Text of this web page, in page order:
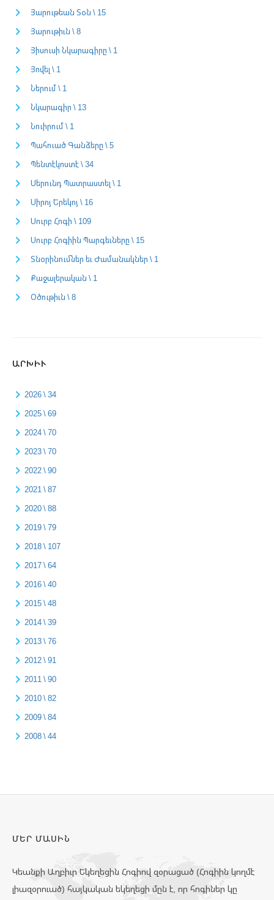
Յարութեան Տօն \ 15
Յարութիւն \ 8
Յիսուսի Նկարագիրը \ 1
Յովել \ 1
Ներում \ 1
Նկարագիր \ 13
Նուիրում \ 1
Պահուած Գանձերը \ 5
Պենտէկոստէ \ 34
Սերունդ Պատրաստել \ 1
Սիրոյ Երեկոյ \ 16
Սուրբ Հոգի \ 109
Սուրբ Հոգիին Պարգեւները \ 15
Տնօրինումներ եւ Ժամանակներ \ 1
Քաջալերական \ 1
Օծութիւն \ 8
ԱՐԽԻՒ
2026 \ 34
2025 \ 69
2024 \ 70
2023 \ 70
2022 \ 90
2021 \ 87
2020 \ 88
2019 \ 79
2018 \ 107
2017 \ 64
2016 \ 40
2015 \ 48
2014 \ 39
2013 \ 76
2012 \ 91
2011 \ 90
2010 \ 82
2009 \ 84
2008 \ 44
ՄԵՐ ՄԱՍԻՆ
Կեանքի Աղբիւր Եկեղեցին Հոգիով զօրացած (Հոգիին կողմէ
լիազօրուած) հայկական եկեղեցի մըն է, որ հոգիներ կը